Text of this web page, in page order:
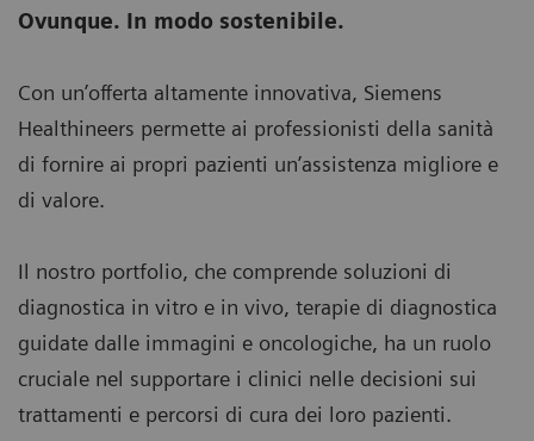
Ovunque. In modo sostenibile.
Con un’offerta altamente innovativa, Siemens
Healthineers permette ai professionisti della sanità
di fornire ai propri pazienti un’assistenza migliore e
di valore.
Il nostro portfolio, che comprende soluzioni di
diagnostica in vitro e in vivo, terapie di diagnostica
guidate dalle immagini e oncologiche, ha un ruolo
cruciale nel supportare i clinici nelle decisioni sui
trattamenti e percorsi di cura dei loro pazienti.